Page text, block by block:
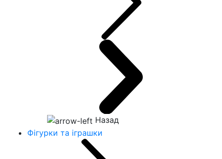
Назад
Фігурки та іграшки